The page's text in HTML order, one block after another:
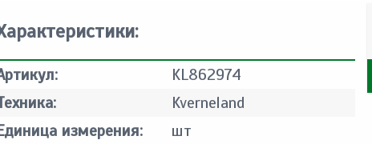
KL862974
Kverneland
измерения:
шт